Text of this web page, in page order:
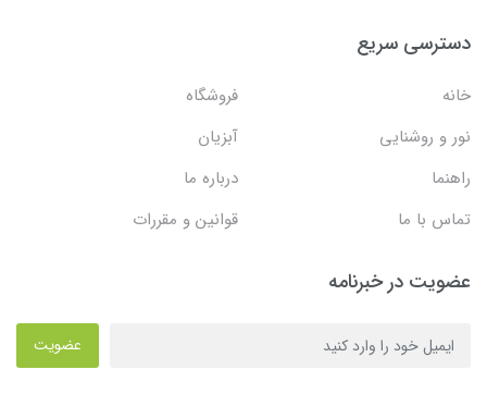
دسترسی سریع
خانه
فروشگاه
نور و روشنایی
آبزیان
راهنما
درباره ما
تماس با ما
قوانین و مقررات
عضویت در خبرنامه
عضویت